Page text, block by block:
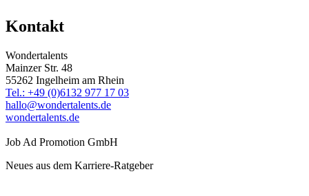
Kontakt
Wondertalents
Mainzer Str. 48
55262 Ingelheim am Rhein
Tel.: +49 (0)6132 977 17 03
hallo@wondertalents.de
wondertalents.de
Job Ad Promotion GmbH
Neues aus dem Karriere-Ratgeber